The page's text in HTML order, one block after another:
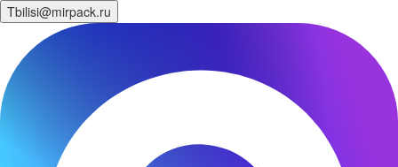
Tbilisi@mirpack.ru